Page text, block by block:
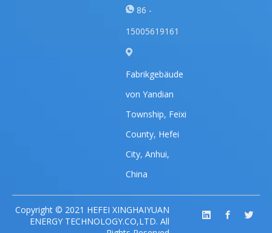
86 -
15005619161
Fabrikgebäude
von Yandian
Township, Feixi
County, Hefei
City, Anhui,
China
Copyright © 2021 HEFEI XINGHAIYUAN
ENERGY TECHNOLOGY.CO,LTD. All